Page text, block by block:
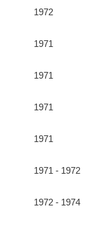
1972
1971
1971
1971
1971
1971 - 1972
1972 - 1974